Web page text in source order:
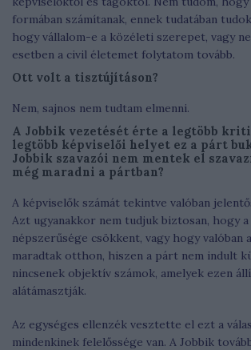
formában számítanak, ennek tudatában
hogy vállalom-e a közéleti szerepet, vagy
esetben a civil életemet folytatom tovább.
Ott volt a tisztújításon?
Nem, sajnos nem tudtam elmenni.
A Jobbik vezetését érte a legtöbb
legtöbb képviselői helyet ez a párt
Jobbik szavazói nem mentek el
még maradni a pártban?
A képviselők számát tekintve valóban
Azt ugyanakkor nem tudjuk biztosan, hogy
népszerűsége csökkent, vagy hogy valóban
maradtak otthon, hiszen a párt nem indult
nincsenek objektív számok, amelyek ezen
alátámasztják.
Az egységes ellenzék vesztette el ezt a
mindenkinek felelőssége van. A Jobbik